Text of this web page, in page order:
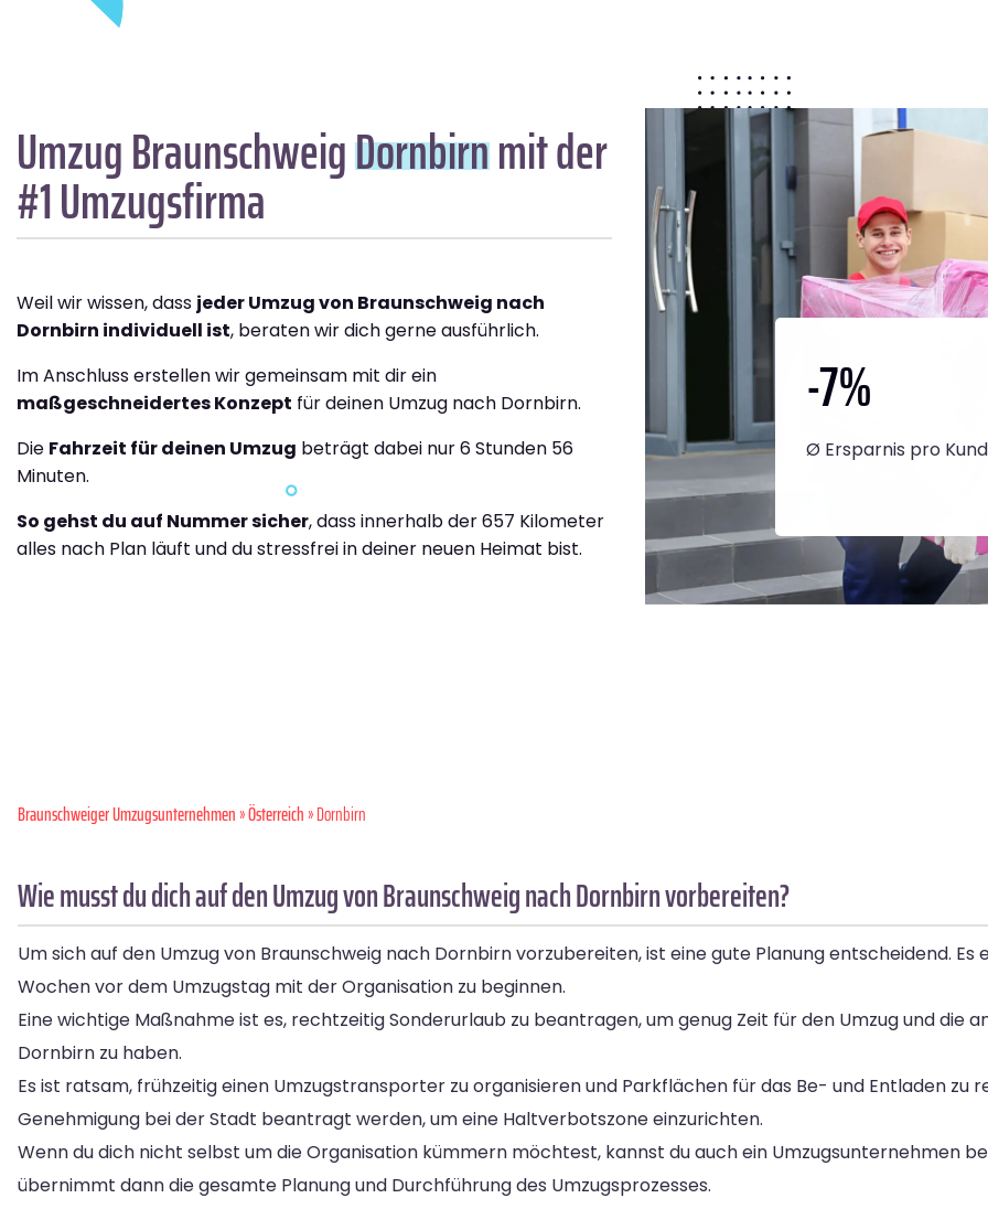
Umzug BraunschweigDornbirnmit der
#1 Umzugsfirma
Weil wir wissen, dass jeder Umzug von Braunschweig nach
Dornbirn individuell ist, beraten wir dich gerne ausführlich.
Im Anschluss erstellen wir gemeinsam mit dir ein
maßgeschneidertes Konzept für deinen Umzug nach Dornbirn.
Die Fahrzeit für deinen Umzug beträgt dabei nur 6 Stunden 56
Minuten.
So gehst du auf Nummer sicher, dass innerhalb der 657 Kilometer
alles nach Plan läuft und du stressfrei in deiner neuen Heimat bist.
-7%
Ø Ersparnis pro
Braunschweiger Umzugsunternehmen»Österreich» Dornbirn
Wie musst du dich auf den Umzug von Braunschweig nach Dornbirn vorbereiten?
Um sich auf den Umzug von Braunschweig nach Dornbirn vorzubereiten, ist eine gute Planung entscheidend. Es
Wochen vor dem Umzugstag mit der Organisation zu beginnen.
Eine wichtige Maßnahme ist es, rechtzeitig Sonderurlaub zu beantragen, um genug Zeit für den Umzug und die
Dornbirn zu haben.
Es ist ratsam, frühzeitig einen Umzugstransporter zu organisieren und Parkflächen für das Be- und Entladen zu
Genehmigung bei der Stadt beantragt werden, um eine Haltverbotszone einzurichten.
Wenn du dich nicht selbst um die Organisation kümmern möchtest, kannst du auch ein Umzugsunternehmen
übernimmt dann die gesamte Planung und Durchführung des Umzugsprozesses.